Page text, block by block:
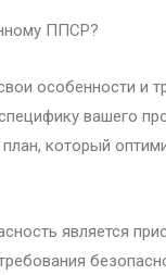
ППСР?
особенности и
вашего
который
является